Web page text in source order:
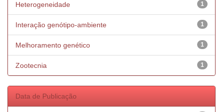
1
Heterogeneidade
1
Interação genótipo-ambiente
1
Melhoramento genético
1
Zootecnia
Data de Publicação